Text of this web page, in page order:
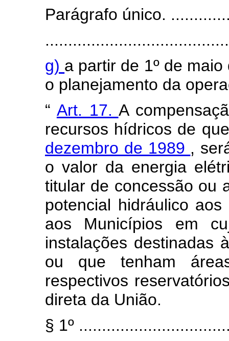
Parágrafo único.
g) a partir de 1º de
o planejamento da
“ Art. 17. A
recursos hídricos de
dezembro de 1989 ,
o valor da energia
titular de concessão ou
potencial hidráulico
aos Municípios em
instalações destinadas
ou que tenham
respectivos
direta da União.
§ 1º